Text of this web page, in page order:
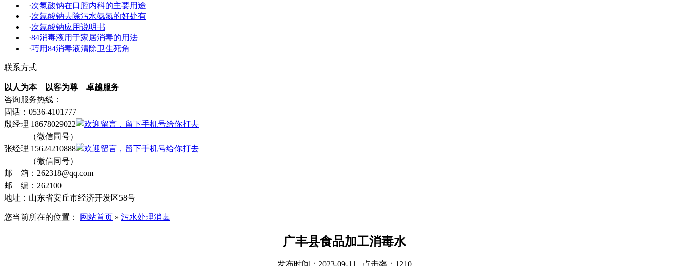
·次氯酸钠在口腔内科的主要用途
·次氯酸钠去除污水氨氮的好处有
·次氯酸钠应用说明书
·84消毒液用于家居消毒的用法
·巧用84消毒液清除卫生死角
联系方式
以人为本 以客为尊 卓越服务
咨询服务热线：
固话：0536-4101777
殷经理 18678029022
（微信同号）
张经理 15624210888
（微信同号）
邮 箱：262318@qq.com
邮 编：262100
地址：山东省安丘市经济开发区58号
您当前所在的位置： 网站首页 » 污水处理消毒
广丰县食品加工消毒水